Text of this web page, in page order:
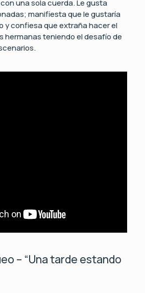
una sola cuerda. Le gusta
manifiesta que le gustaría
y confiesa que extraña hacer el
hermanas teniendo el desafío de
– “Una tarde estando